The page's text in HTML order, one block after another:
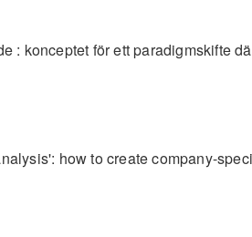
: konceptet för ett paradigmskifte
how to create company-